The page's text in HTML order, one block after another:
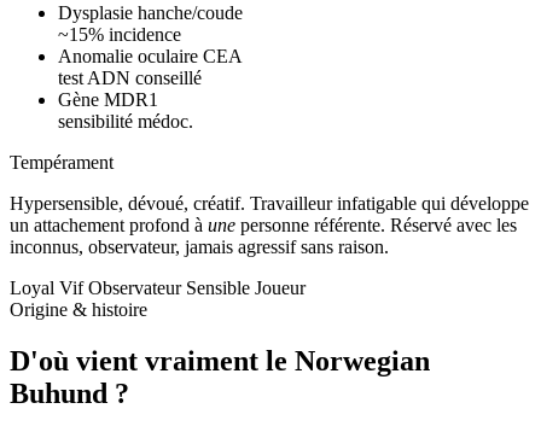
Dysplasie hanche/coude
~15% incidence
Anomalie oculaire CEA
test ADN conseillé
Gène MDR1
sensibilité médoc.
Tempérament
Hypersensible, dévoué, créatif. Travailleur infatigable qui développe
un attachement profond à une personne référente. Réservé avec les
inconnus, observateur, jamais agressif sans raison.
Loyal Vif Observateur Sensible Joueur
Origine & histoire
D'où vient vraiment le Norwegian
Buhund ?